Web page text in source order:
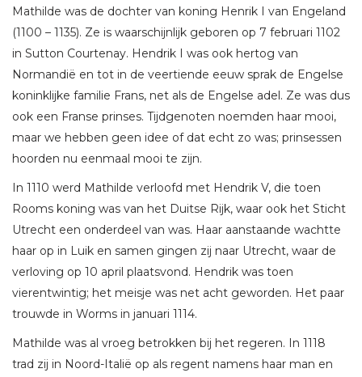
Mathilde was de dochter van koning Henrik I van Engeland
(1100 – 1135). Ze is waarschijnlijk geboren op 7 februari 1102
in Sutton Courtenay. Hendrik I was ook hertog van
Normandië en tot in de veertiende eeuw sprak de Engelse
koninklijke familie Frans, net als de Engelse adel. Ze was dus
ook een Franse prinses. Tijdgenoten noemden haar mooi,
maar we hebben geen idee of dat echt zo was; prinsessen
hoorden nu eenmaal mooi te zijn.
In 1110 werd Mathilde verloofd met Hendrik V, die toen
Rooms koning was van het Duitse Rijk, waar ook het Sticht
Utrecht een onderdeel van was. Haar aanstaande wachtte
haar op in Luik en samen gingen zij naar Utrecht, waar de
verloving op 10 april plaatsvond. Hendrik was toen
vierentwintig; het meisje was net acht geworden. Het paar
trouwde in Worms in januari 1114.
Mathilde was al vroeg betrokken bij het regeren. In 1118
trad zij in Noord-Italië op als regent namens haar man en